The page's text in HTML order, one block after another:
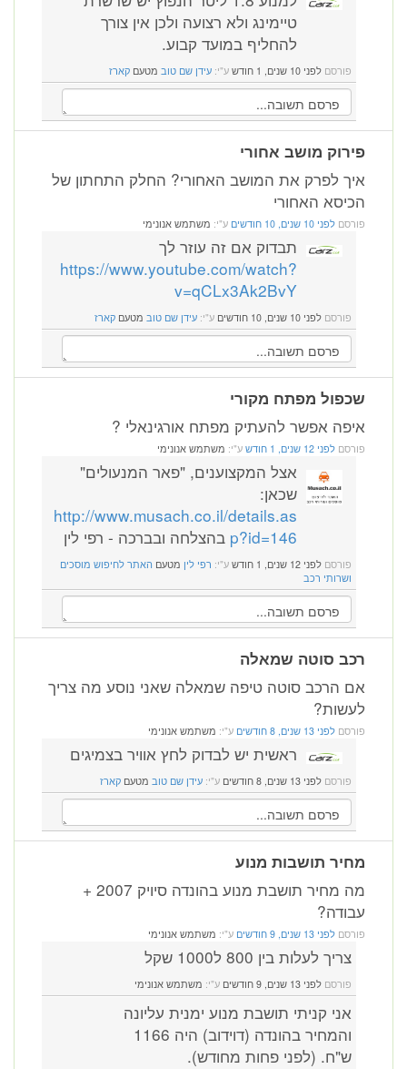
טיימינג ולא רצועה ולכן אין צורך
להחליף במועד קבוע.
פורסם לפני 10 שנים, 1 חודש ע"י: עידן שם טוב מטעם קארז
פירוק מושב אחורי
איך לפרק את המושב האחורי? החלק התחתון של
הכיסא האחורי
פורסם לפני 10 שנים, 10 חודשים ע"י: משתמש אנונימי
תבדוק אם זה עוזר לך
https://www.youtube.com/watch?
v=qCLx3Ak2BvY
פורסם לפני 10 שנים, 10 חודשים ע"י: עידן שם טוב מטעם קארז
שכפול מפתח מקורי
איפה אפשר להעתיק מפתח אורגינאלי ?
פורסם לפני 12 שנים, 1 חודש ע"י: משתמש אנונימי
אצל המקצוענים, "פאר המנעולים"
שכאן:
http://www.musach.co.il/details.as
p?id=146 בהצלחה ובברכה - רפי לין
פורסם לפני 12 שנים, 1 חודש ע"י: רפי לין מטעם האתר לחיפוש מוסכים
ושרותי רכב
רכב סוטה שמאלה
אם הרכב סוטה טיפה שמאלה שאני נוסע מה צריך
לעשות?
פורסם לפני 13 שנים, 8 חודשים ע"י: משתמש אנונימי
ראשית יש לבדוק לחץ אוויר בצמיגים
פורסם לפני 13 שנים, 8 חודשים ע"י: עידן שם טוב מטעם קארז
מחיר תושבות מנוע
מה מחיר תושבת מנוע בהונדה סיויק 2007 +
עבודה?
פורסם לפני 13 שנים, 9 חודשים ע"י: משתמש אנונימי
צריך לעלות בין 800 ל1000 שקל
פורסם לפני 13 שנים, 9 חודשים ע"י: משתמש אנונימי
אני קניתי תושבת מנוע ימנית עליונה
והמחיר בהונדה (דוידוב) היה 1166
ש"ח. (לפני פחות מחודש).